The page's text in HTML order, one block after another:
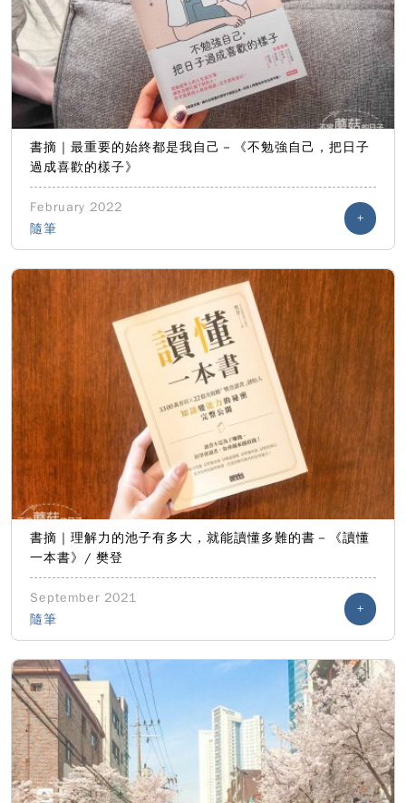
書摘｜最重要的始終都是我自己－《不勉強自己，把日子
過成喜歡的樣子》
February 2022
隨筆
+
書摘｜理解力的池子有多大，就能讀懂多難的書－《讀懂
一本書》/ 樊登
September 2021
隨筆
+